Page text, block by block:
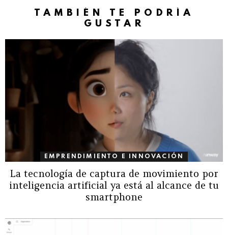
TAMBIÉN TE PODRÍA
GUSTAR
EMPRENDIMIENTO E INNOVACIÓN
La tecnología de captura de movimiento por
inteligencia artificial ya está al alcance de tu
smartphone